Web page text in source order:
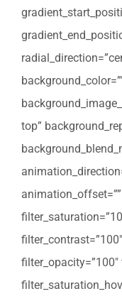
top”
filter_opacity=”100″